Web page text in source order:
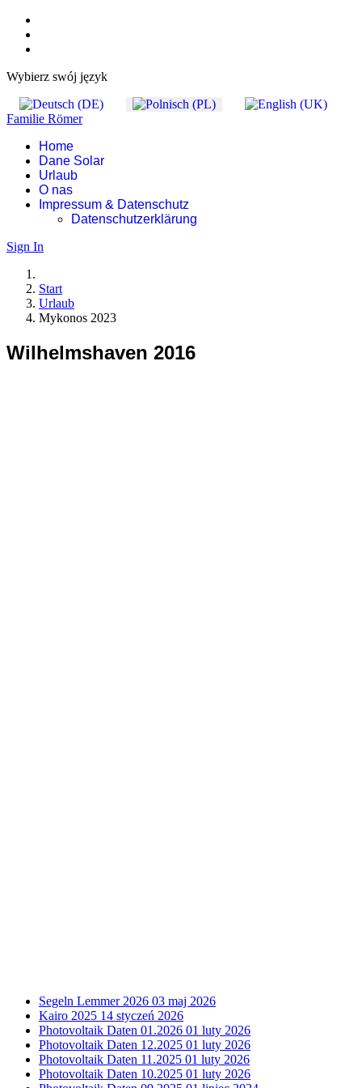
Wybierz swój język
Familie Römer
Home
Dane Solar
Urlaub
O nas
Impressum & Datenschutz
Datenschutzerklärung
Sign In
Start
Urlaub
Mykonos 2023
Wilhelmshaven 2016
Segeln Lemmer 2026 03 maj 2026
Kairo 2025 14 styczeń 2026
Photovoltaik Daten 01.2026 01 luty 2026
Photovoltaik Daten 12.2025 01 luty 2026
Photovoltaik Daten 11.2025 01 luty 2026
Photovoltaik Daten 10.2025 01 luty 2026